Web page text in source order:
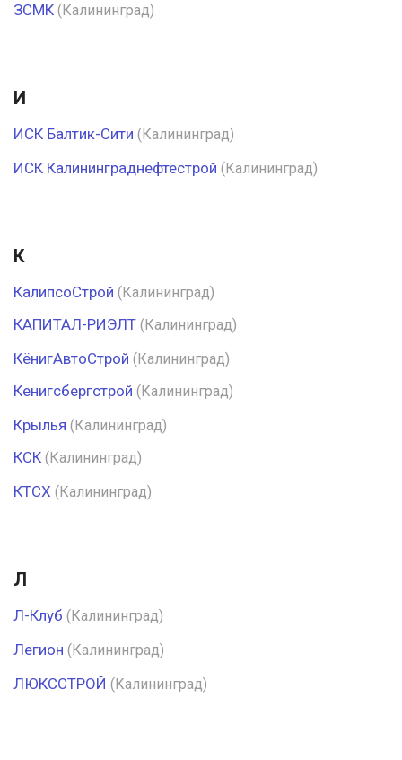
ЗСМК (Калининград)
И
ИСК Балтик-Сити (Калининград)
ИСК Калининграднефтестрой (Калининград)
К
КалипсоСтрой (Калининград)
КАПИТАЛ-РИЭЛТ (Калининград)
КёнигАвтоСтрой (Калининград)
Кенигсбергстрой (Калининград)
Крылья (Калининград)
КСК (Калининград)
КТСХ (Калининград)
Л
Л-Клуб (Калининград)
Легион (Калининград)
ЛЮКССТРОЙ (Калининград)